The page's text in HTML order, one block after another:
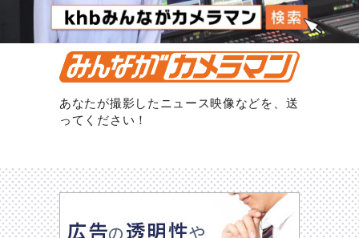
あなたが撮影したニュース映像などを、送
ってください！